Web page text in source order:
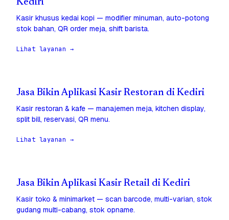
Kediri
Kasir khusus kedai kopi — modifier minuman, auto-potong
stok bahan, QR order meja, shift barista.
Lihat layanan →
Jasa Bikin Aplikasi Kasir Restoran di Kediri
Kasir restoran & kafe — manajemen meja, kitchen display,
split bill, reservasi, QR menu.
Lihat layanan →
Jasa Bikin Aplikasi Kasir Retail di Kediri
Kasir toko & minimarket — scan barcode, multi-varian, stok
gudang multi-cabang, stok opname.